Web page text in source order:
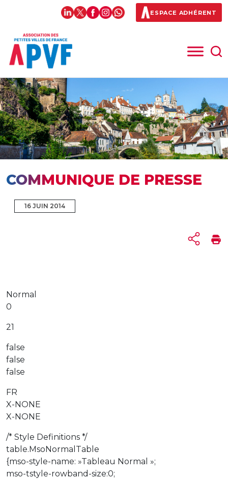
ESPACE ADHÉRENT
COMMUNIQUE DE PRESSE
16 JUIN 2014
Normal
0
21
false
false
false
FR
X-NONE
X-NONE
/* Style Definitions */
table.MsoNormalTable
{mso-style-name: »Tableau Normal »;
mso-tstyle-rowband-size:0;